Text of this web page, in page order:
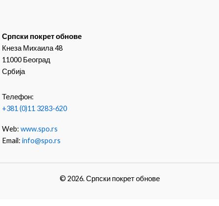
Српски покрет обнове
Кнеза Михаила 48
11000 Београд
Србија
Телефон:
+381 (0)11 3283-620
Web:www.spo.rs
Email:info@spo.rs
© 2026. Српски покрет обнове